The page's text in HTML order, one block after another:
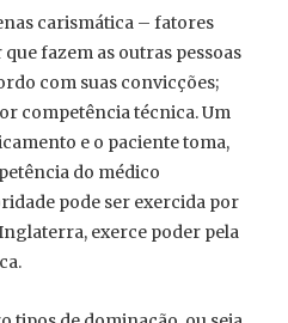
carismática – fatores
fazem as outras pessoas
com suas convicções;
competência técnica. Um
e o paciente toma,
do médico
pode ser exercida por
exerce poder pela